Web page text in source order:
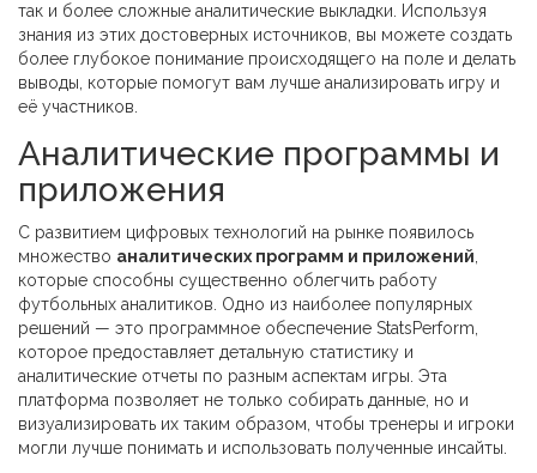
так и более сложные аналитические выкладки. Используя
знания из этих достоверных источников, вы можете создать
более глубокое понимание происходящего на поле и делать
выводы, которые помогут вам лучше анализировать игру и
её участников.
Аналитические программы и
приложения
С развитием цифровых технологий на рынке появилось
множество аналитических программ и приложений,
которые способны существенно облегчить работу
футбольных аналитиков. Одно из наиболее популярных
решений — это программное обеспечение StatsPerform,
которое предоставляет детальную статистику и
аналитические отчеты по разным аспектам игры. Эта
платформа позволяет не только собирать данные, но и
визуализировать их таким образом, чтобы тренеры и игроки
могли лучше понимать и использовать полученные инсайты.